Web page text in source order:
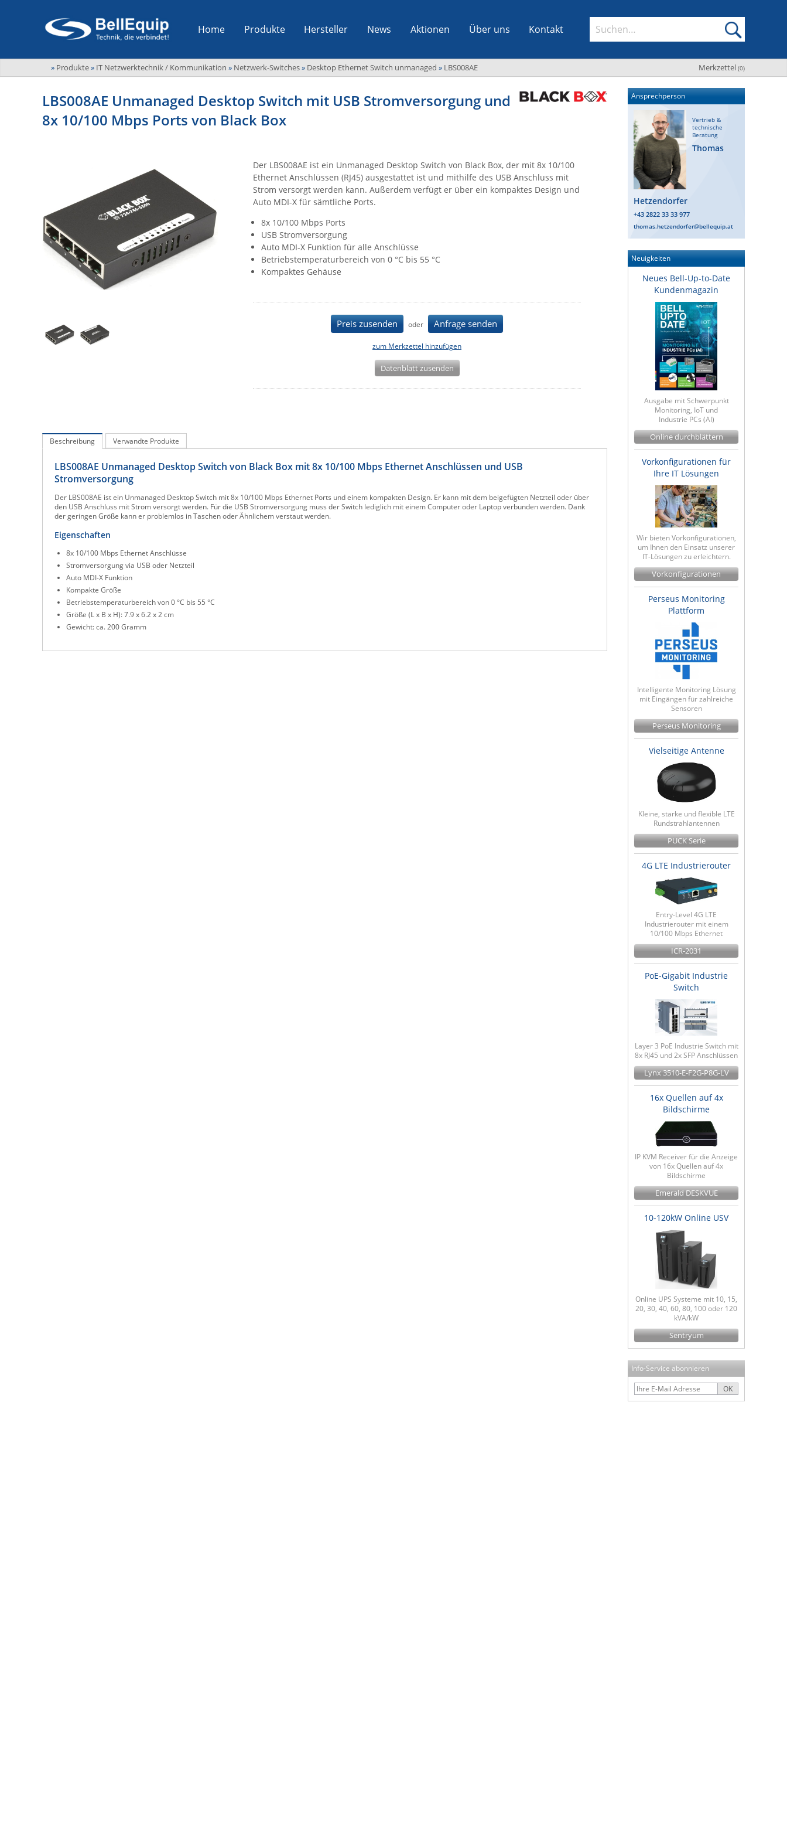
Home Produkte Hersteller News Aktionen Über uns Kontakt
Merkzettel (0)
» Produkte» IT Netzwerktechnik / Kommunikation » Netzwerk-Switches» Desktop Ethernet Switch unmanaged » LBS008AE
LBS008AE Unmanaged Desktop Switch mit USB Stromversorgung und
8x 10/100 Mbps Ports von Black Box
Der LBS008AE ist ein Unmanaged Desktop Switch von Black Box, der mit 8x 10/100
Ethernet Anschlüssen (RJ45) ausgestattet ist und mithilfe des USB Anschluss mit
Strom versorgt werden kann. Außerdem verfügt er über ein kompaktes Design und
Auto MDI-X für sämtliche Ports.
8x 10/100 Mbps Ports
USB Stromversorgung
Auto MDI-X Funktion für alle Anschlüsse
Betriebstemperaturbereich von 0 °C bis 55 °C
Kompaktes Gehäuse
Preis zusenden oder Anfrage senden
zum Merkzettel hinzufügen
Datenblatt zusenden
Beschreibung Verwandte Produkte
LBS008AE Unmanaged Desktop Switch von Black Box mit 8x 10/100 Mbps Ethernet Anschlüssen und USB
Stromversorgung
Der LBS008AE ist ein Unmanaged Desktop Switch mit 8x 10/100 Mbps Ethernet Ports und einem kompakten Design. Er kann mit dem beigefügten Netzteil oder über
den USB Anschluss mit Strom versorgt werden. Für die USB Stromversorgung muss der Switch lediglich mit einem Computer oder Laptop verbunden werden. Dank
der geringen Größe kann er problemlos in Taschen oder Ähnlichem verstaut werden.
Eigenschaften
8x 10/100 Mbps Ethernet Anschlüsse
Stromversorgung via USB oder Netzteil
Auto MDI-X Funktion
Kompakte Größe
Betriebstemperaturbereich von 0 °C bis 55 °C
Größe (L x B x H): 7.9 x 6.2 x 2 cm
Gewicht: ca. 200 Gramm
Ansprechperson
Vertrieb &
technische
Beratung
Thomas
Hetzendorfer
+43 2822 33 33 977
thomas.hetzendorfer@bellequip.at
Neuigkeiten
Neues Bell-Up-to-Date
Kundenmagazin
Ausgabe mit Schwerpunkt
Monitoring, IoT und
Industrie PCs (AI)
Online durchblättern
Vorkonfigurationen für
Ihre IT Lösungen
Wir bieten Vorkonfigurationen,
um Ihnen den Einsatz unserer
IT-Lösungen zu erleichtern.
Vorkonfigurationen
Perseus Monitoring
Plattform
Intelligente Monitoring Lösung
mit Eingängen für zahlreiche
Sensoren
Perseus Monitoring
Vielseitige Antenne
Kleine, starke und flexible LTE
Rundstrahlantennen
PUCK Serie
4G LTE Industrierouter
Entry-Level 4G LTE
Industrierouter mit einem
10/100 Mbps Ethernet
ICR-2031
PoE-Gigabit Industrie
Switch
Layer 3 PoE Industrie Switch mit
8x RJ45 und 2x SFP Anschlüssen
Lynx 3510-E-F2G-P8G-LV
16x Quellen auf 4x
Bildschirme
IP KVM Receiver für die Anzeige
von 16x Quellen auf 4x
Bildschirme
Emerald DESKVUE
10-120kW Online USV
Online UPS Systeme mit 10, 15,
20, 30, 40, 60, 80, 100 oder 120
kVA/kW
Sentryum
Info-Service abonnieren
OK